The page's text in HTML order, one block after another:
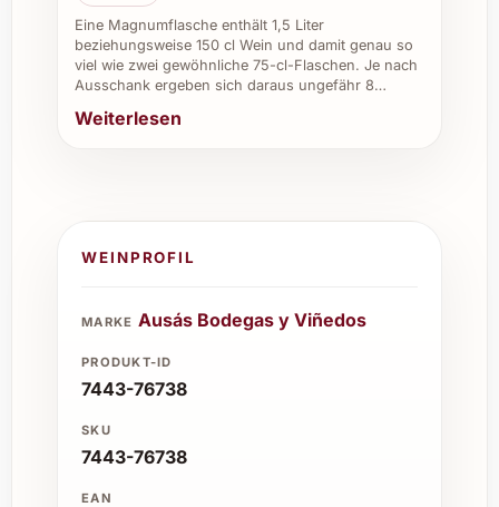
Eine Magnumflasche enthält 1,5 Liter
beziehungsweise 150 cl Wein und damit genau so
viel wie zwei gewöhnliche 75-cl-Flaschen. Je nach
Ausschank ergeben sich daraus ungefähr 8…
Weiterlesen
WEINPROFIL
MARKE Ausás Bodegas y Viñedos
PRODUKT-ID
7443-76738
SKU
7443-76738
EAN